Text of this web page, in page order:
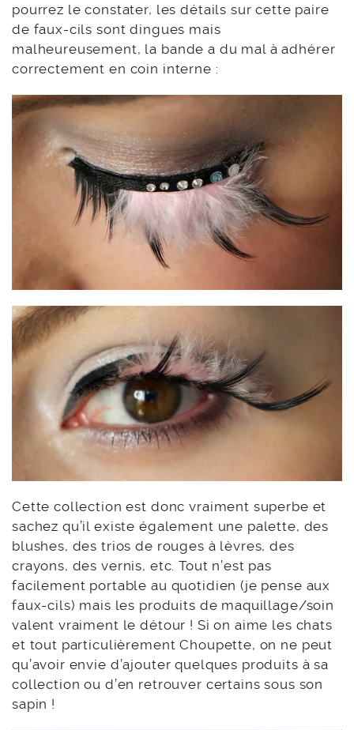
pourrez le constater, les détails sur cette paire
de faux-cils sont dingues mais
malheureusement, la bande a du mal à adhérer
correctement en coin interne :
Cette collection est donc vraiment superbe et
sachez qu’il existe également une palette, des
blushes, des trios de rouges à lèvres, des
crayons, des vernis, etc. Tout n’est pas
facilement portable au quotidien (je pense aux
faux-cils) mais les produits de maquillage/soin
valent vraiment le détour ! Si on aime les chats
et tout particulièrement Choupette, on ne peut
qu’avoir envie d’ajouter quelques produits à sa
collection ou d’en retrouver certains sous son
sapin !